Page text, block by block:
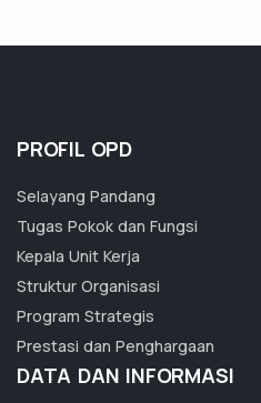
PROFIL OPD
Selayang Pandang
Tugas Pokok dan Fungsi
Kepala Unit Kerja
Struktur Organisasi
Program Strategis
Prestasi dan Penghargaan
DATA DAN INFORMASI